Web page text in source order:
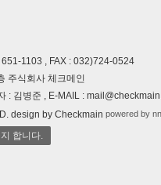
1103 , FAX : 032)724-0524
주식회사 체크메인
: 김병준 , E-MAIL :
design by Checkmain powered by
합니다.